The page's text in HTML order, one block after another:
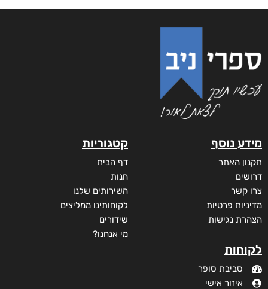
מידע נוסף
תקנון האתר
דרושים
צרו קשר
מדיניות פרטיות
הצהרת נגישות
לקוחות
סביבת סופר
איזור אישי
קטגוריות
דף הבית
חנות
השירותים שלנו
לקוחותינו ממליצים
שידורים
מי אנחנו?